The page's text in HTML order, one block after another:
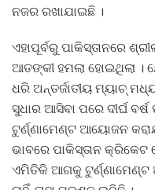
ନଜର ରଖାଯାଇଛି ।
ଏହାପୂର୍ବରୁ ପାକିସ୍ତାନରେ
ଆତଙ୍କୀ ହମଲା ହୋଇଥିଲା ।
ଧରି ଅନ୍ତର୍ଜାତୀୟ ମ୍ୟାଚ୍‌
ସୁଧାର ଆସିବା ପରେ ଦୀର୍ଘ
ଟୁର୍ଣ୍ଣାମେଣ୍ଟ ଆୟୋଜନ
ଭାବରେ ପାକିସ୍ତାନ କ୍ରିକେଟ
ଏମିତିକି ଆଗକୁ